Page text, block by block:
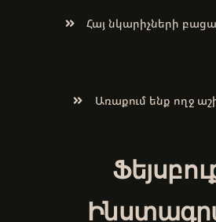
Հայ նկարիչների
Առաքում ենք ողջ